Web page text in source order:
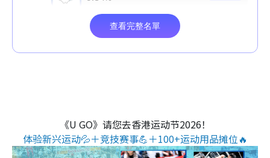
《U GO》请您去香港运动节2026！
体验新兴运动💦＋竞技赛事💪＋100+运动用品摊位🔥